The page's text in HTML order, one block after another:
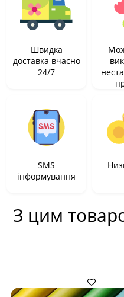
Швидка
доставка вчасно
24/7
SMS
інформування
З цим